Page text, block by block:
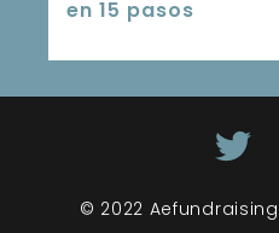
en 15 pasos
© 2022